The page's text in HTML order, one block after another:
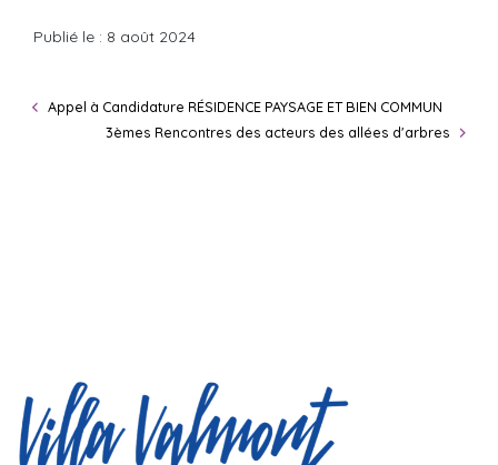
Publié le : 8 août 2024
Appel à Candidature RÉSIDENCE PAYSAGE ET BIEN COMMUN
3èmes Rencontres des acteurs des allées d'arbres